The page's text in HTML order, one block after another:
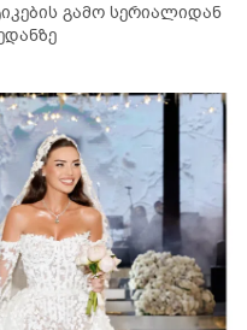
გამო სერიალიდან